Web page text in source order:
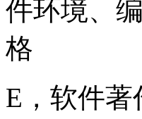
件环境、
格
E，软件